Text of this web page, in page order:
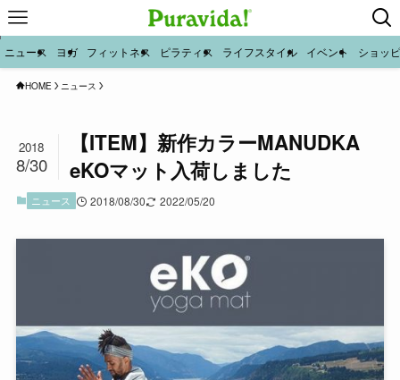
ニュース ヨガ フィットネス ピラティス ライフスタイル イベント ショッ
HOME ニュース
【ITEM】新作カラーMANUDKA
eKOマット入荷しました
2018
8/30
ニュース 2018/08/30 2022/05/20